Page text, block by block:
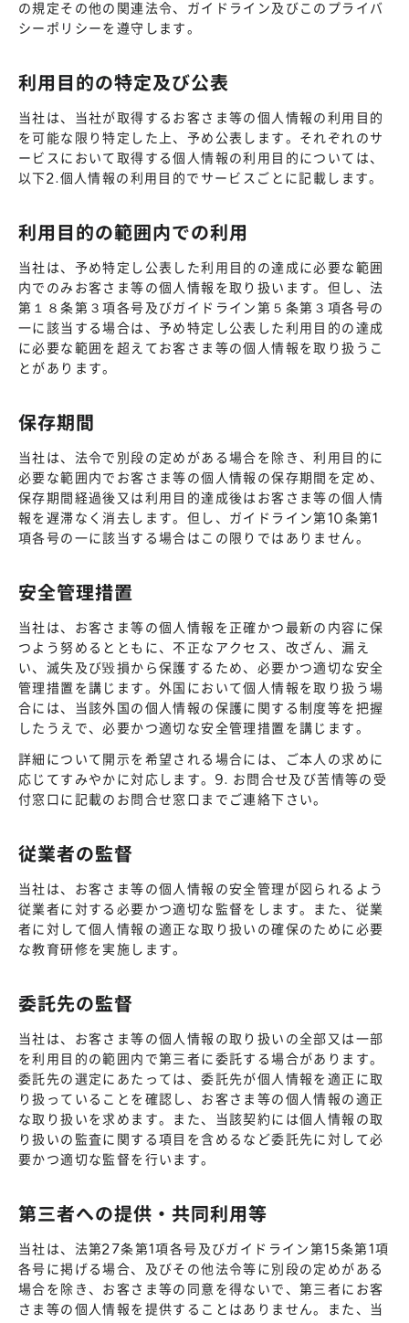
の規定その他の関連法令、ガイドライン及びこのプライバ
シーポリシーを遵守します。
利用目的の特定及び公表
当社は、当社が取得するお客さま等の個人情報の利用目的
を可能な限り特定した上、予め公表します。それぞれのサ
ービスにおいて取得する個人情報の利用目的については、
以下2.個人情報の利用目的でサービスごとに記載します。
利用目的の範囲内での利用
当社は、予め特定し公表した利用目的の達成に必要な範囲
内でのみお客さま等の個人情報を取り扱います。但し、法
第１８条第３項各号及びガイドライン第５条第３項各号の
一に該当する場合は、予め特定し公表した利用目的の達成
に必要な範囲を超えてお客さま等の個人情報を取り扱うこ
とがあります。
保存期間
当社は、法令で別段の定めがある場合を除き、利用目的に
必要な範囲内でお客さま等の個人情報の保存期間を定め、
保存期間経過後又は利用目的達成後はお客さま等の個人情
報を遅滞なく消去します。但し、ガイドライン第10条第1
項各号の一に該当する場合はこの限りではありません。
安全管理措置
当社は、お客さま等の個人情報を正確かつ最新の内容に保
つよう努めるとともに、不正なアクセス、改ざん、漏え
い、滅失及び毀損から保護するため、必要かつ適切な安全
管理措置を講じます。外国において個人情報を取り扱う場
合には、当該外国の個人情報の保護に関する制度等を把握
したうえで、必要かつ適切な安全管理措置を講じます。
詳細について開示を希望される場合には、ご本人の求めに
応じてすみやかに対応します。9. お問合せ及び苦情等の受
付窓口に記載のお問合せ窓口までご連絡下さい。
従業者の監督
当社は、お客さま等の個人情報の安全管理が図られるよう
従業者に対する必要かつ適切な監督をします。また、従業
者に対して個人情報の適正な取り扱いの確保のために必要
な教育研修を実施します。
委託先の監督
当社は、お客さま等の個人情報の取り扱いの全部又は一部
を利用目的の範囲内で第三者に委託する場合があります。
委託先の選定にあたっては、委託先が個人情報を適正に取
り扱っていることを確認し、お客さま等の個人情報の適正
な取り扱いを求めます。また、当該契約には個人情報の取
り扱いの監査に関する項目を含めるなど委託先に対して必
要かつ適切な監督を行います。
第三者への提供・共同利用等
当社は、法第27条第1項各号及びガイドライン第15条第1項
各号に掲げる場合、及びその他法令等に別段の定めがある
場合を除き、お客さま等の同意を得ないで、第三者にお客
さま等の個人情報を提供することはありません。また、当